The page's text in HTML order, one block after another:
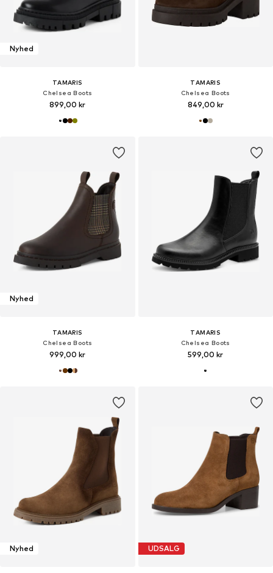
Nyhed
TAMARIS
Chelsea Boots
899,00 kr
TAMARIS
Chelsea Boots
849,00 kr
Nyhed
TAMARIS
Chelsea Boots
999,00 kr
TAMARIS
Chelsea Boots
599,00 kr
Nyhed UDSALG